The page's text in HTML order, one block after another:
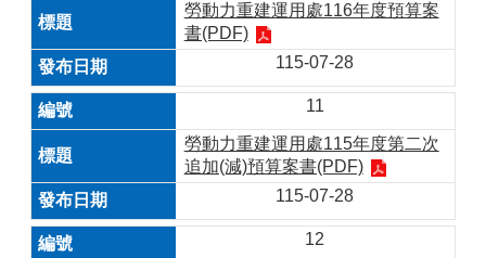
勞動力重建運用處116年度預算案
書(PDF)
115-07-28
11
勞動力重建運用處115年度第二次
追加(減)預算案書(PDF)
115-07-28
12